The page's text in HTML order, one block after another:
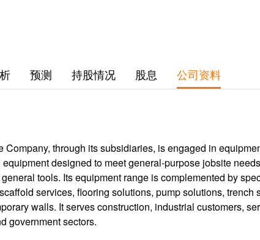
预测 持股情况 股息 公司资料
through its subsidiaries, is engaged in
designed to meet general-purpose jobsite
tools. Its equipment range is complemented by
services, flooring solutions, pump solutions,
walls. It serves construction, industrial customers,
government sectors.